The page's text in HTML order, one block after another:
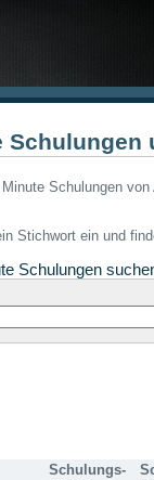
Schulungen
Schulungen
Stichwort ein und
Schulungen
Schulungs-